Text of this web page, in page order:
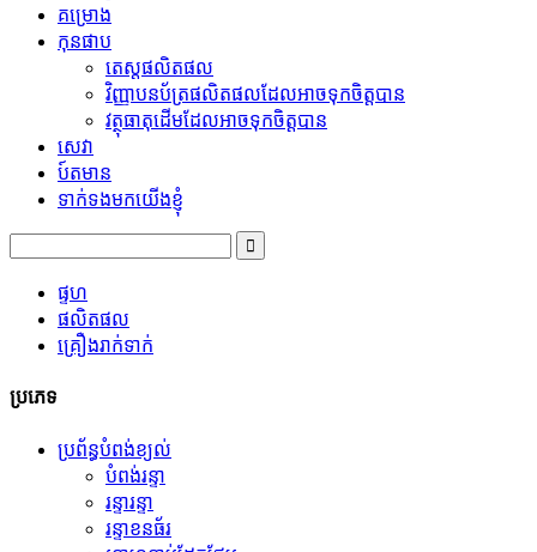
គម្រោង
កុនផាប
តេស្តផលិតផល
វិញ្ញាបនប័ត្រផលិតផលដែលអាចទុកចិត្តបាន
វត្ថុធាតុដើមដែលអាចទុកចិត្តបាន
សេវា
ប៍តមាន
ទាក់ទងមកយើងខ្ញុំ
ផ្ទហ
ផលិតផល
គ្រឿងរាក់ទាក់
ប្រភេទ
ប្រព័ន្ធបំពង់ខ្យល់
បំពង់រន្ទា
រន្ទារន្ទា
រន្ទាខនធ័រ